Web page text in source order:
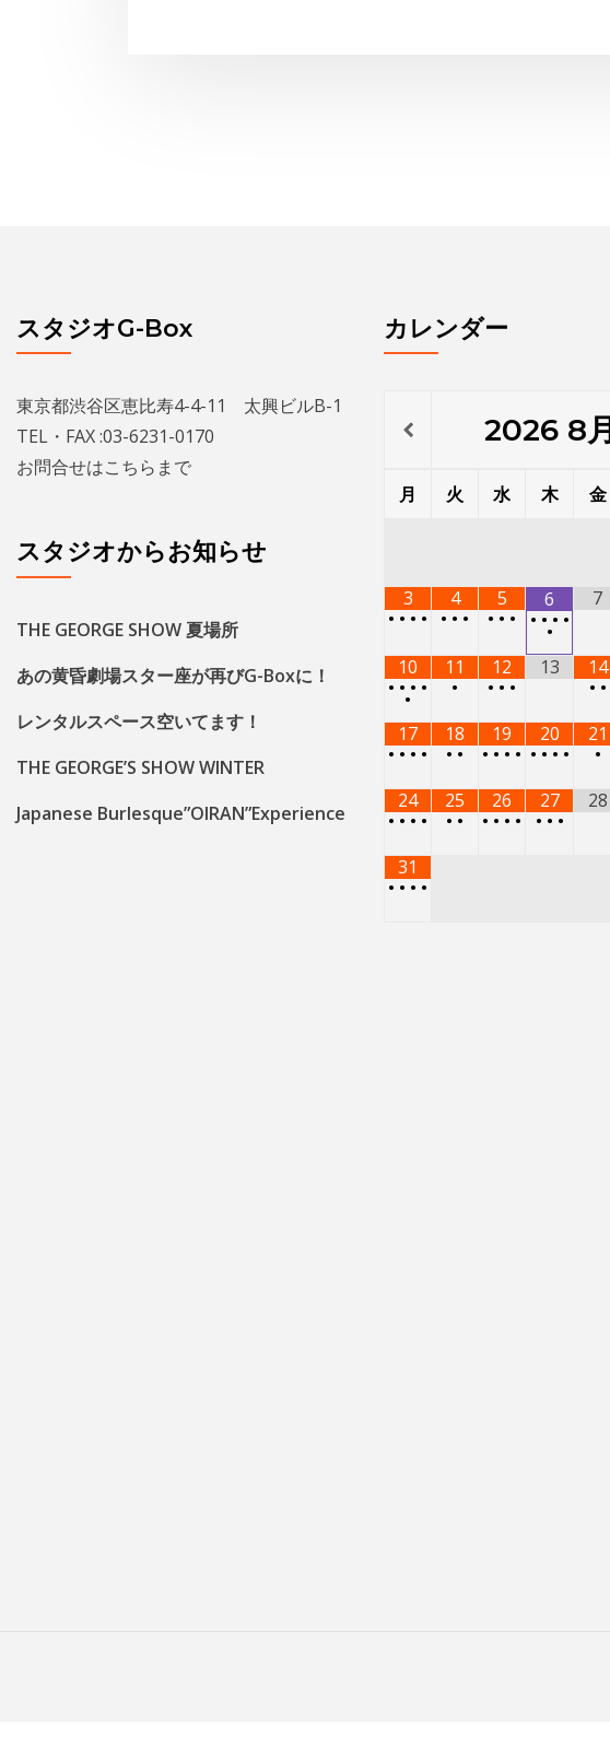
スタジオG-Box
東京都渋谷区恵比寿4-4-11 太興ビルB-1
TEL・FAX :03-6231-0170
お問合せはこちら まで
スタジオからお知らせ
THE GEORGE SHOW 夏場所
あの黄昏劇場スター座が再びG-Boxに！
レンタルスペース空いてます！
THE GEORGE’S SHOW WINTER
Japanese Burlesque”OIRAN”Experience
カレンダー
2026 8月
月 火 水 木 金
3
• • • •
4
• • •
5
• • •
6
• • • •
•
7
10
• • • •
•
11
•
12
• • •
13
14
• •
17
• • • •
18
• •
19
• • • •
20
• • • •
21
•
24
• • • •
25
• •
26
• • • •
27
• • •
28
31
• • • •